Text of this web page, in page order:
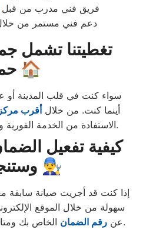
فريق فني مدرب من قبل
دعم فني مستمر من
تغطيتنا تشمل
حمادة 🏠
سواء كنت في قلب المدينة أو
أينما كنت. من خلال أقرب
الاستفادة من الخدمة الفورية والتواصل مع فريقنا بسرعة.
كيفية تفعيل
وستنجهاوس 👨‍🔧
إذا كنت قد أجريت صيانة سابقة
سهولة من خلال الموقع
عنرقم الضمان الخاص بك ومتابعة حالة الجهاز في أي وقت.